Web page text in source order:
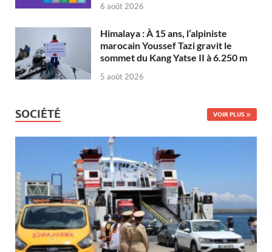
6 août 2026
Himalaya : À 15 ans, l’alpiniste
marocain Youssef Tazi gravit le
sommet du Kang Yatse II à 6.250 m
5 août 2026
SOCIÉTÉ VOIR PLUS